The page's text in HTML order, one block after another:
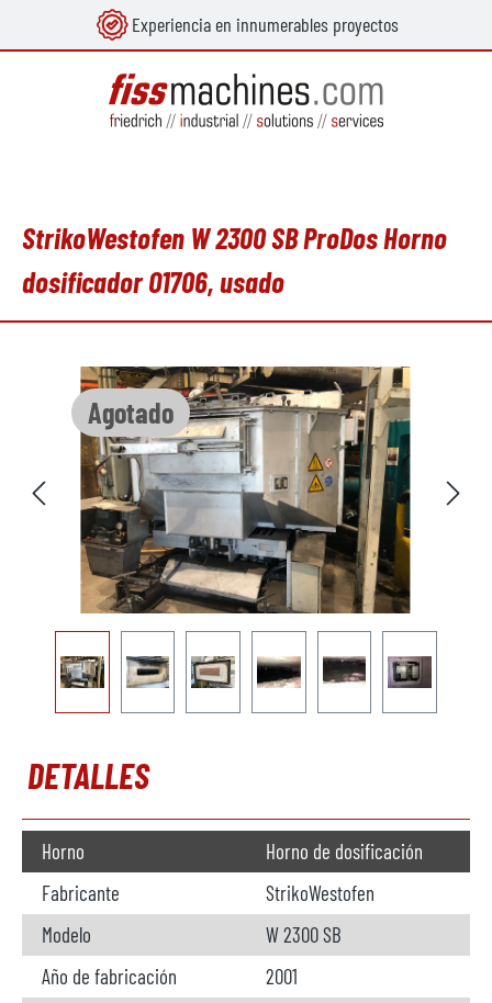
principal Experiencia en innumerables proyectos
StrikoWestofen W 2300 SB ProDos Horno
dosificador O1706, usado
Agotado
Omitir galería de imágenes
DETALLES
Horno
Horno de dosificación
Fabricante
StrikoWestofen
Modelo
W 2300 SB
Año de fabricación
2001